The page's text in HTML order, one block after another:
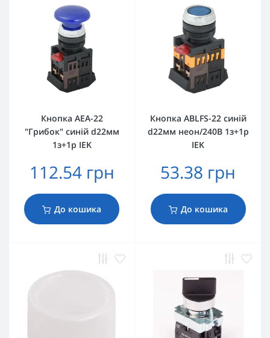
Кнопка AEА-22
"Грибок" синій d22мм
1з+1р IEK
112.54 грн
До кошика
Кнопка ABLFS-22 синій
d22мм неон/240В 1з+1р
IEK
53.38 грн
До кошика